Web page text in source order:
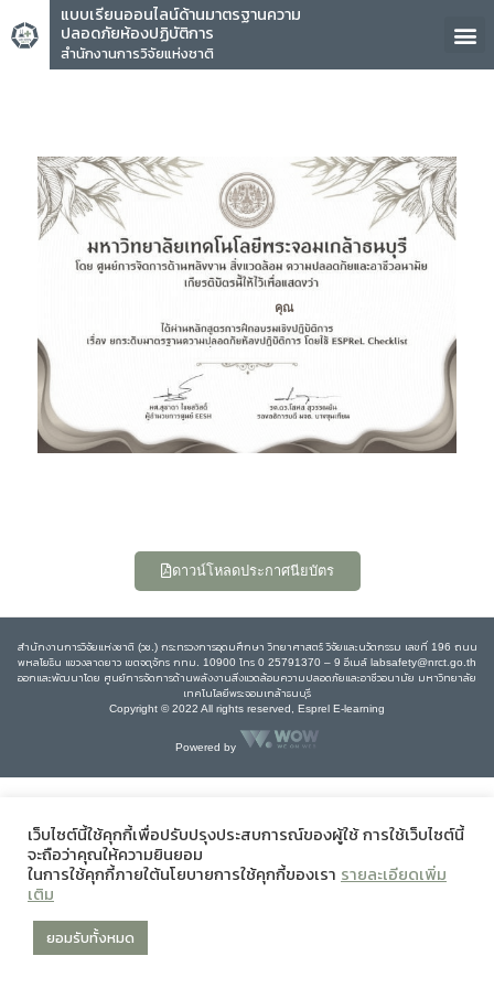
แบบเรียนออนไลน์ด้านมาตรฐานความ
ปลอดภัยห้องปฏิบัติการ
สำนักงานการวิจัยแห่งชาติ
คุณ
ดาวน์โหลดประกาศนียบัตร
สำนักงานการวิจัยแห่งชาติ (วช.) กระทรวงการอุดมศึกษา วิทยาศาสตร์ วิจัยและนวัตกรรม เลขที่ 196 ถนน
พหลโยธิน แขวงลาดยาว เขตจตุจักร กทม. 10900 โทร 0 25791370 – 9 อีเมล์ labsafety@nrct.go.th
ออกและพัฒนาโดย ศูนย์การจัดการด้านพลังงานสิ่งแวดล้อมความปลอดภัยและอาชีวอนามัย มหาวิทยาลัย
เทคโนโลยีพระจอมเกล้าธนบุรี
Copyright © 2022 All rights reserved, Esprel E-learning
Powered by
เว็บไซต์นี้ใช้คุกกี้เพื่อปรับปรุงประสบการณ์ของผู้ใช้ การใช้เว็บไซต์นี้
จะถือว่าคุณให้ความยินยอม
ในการใช้คุกกี้ภายใต้นโยบายการใช้คุกกี้ของเรา รายละเอียดเพิ่ม
เติม
ยอมรับทั้งหมด